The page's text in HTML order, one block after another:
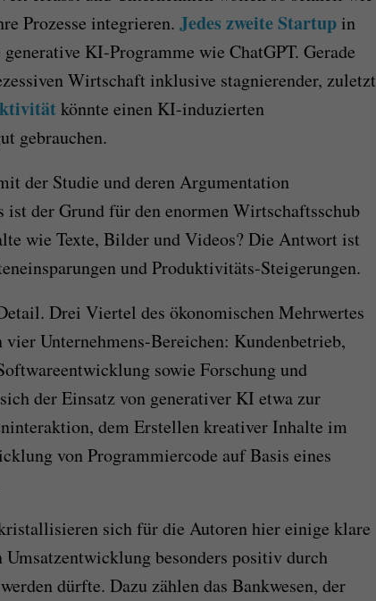
Prozesse integrieren. Jedes zweite Startupin
KI-Programme wie ChatGPT. Gerade
Wirtschaft inklusive stagnierender, zuletzt
könnte einen KI-induzierten
gebrauchen.
der Studie und deren Argumentation
ist der Grund für den enormen Wirtschaftsschub
wie Texte, Bilder und Videos? Die Antwort ist
und Produktivitäts-Steigerungen.
Drei Viertel des ökonomischen Mehrwertes
Unternehmens-Bereichen: Kundenbetrieb,
sowie Forschung und
der Einsatz von generativer KI etwa zur
dem Erstellen kreativer Inhalte im
von Programmiercode auf Basis eines
sich für die Autoren hier einige klare
Umsatzentwicklung besonders positiv durch
dürfte. Dazu zählen das Bankwesen, der